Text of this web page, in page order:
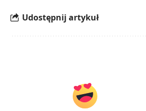
Udostępnij artykuł